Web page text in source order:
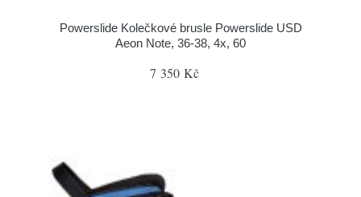
Powerslide Kolečkové brusle Powerslide USD
Aeon Note, 36-38, 4x, 60
7 350 Kč